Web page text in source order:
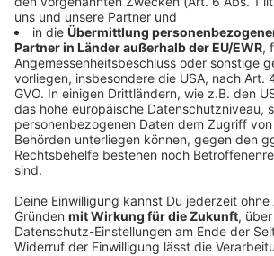
Sport
«Nicht erträumt»: Wellbrock holt mit